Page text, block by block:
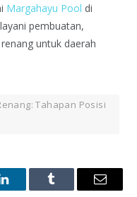
Margahayu Pool di
pembuatan,
untuk daerah
Tahapan Posisi
LinkedInTumblr Email